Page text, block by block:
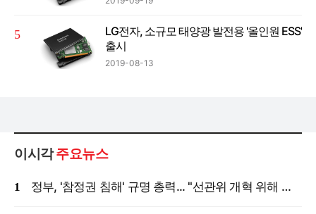
LG전자, 소규모 태양광 발전용 '올인원 ESS'
출시
2019-08-13
이시각주요뉴스
정부, '참정권 침해' 규명 총력... "선관위 개혁 위해 국정조사 등 모든 조치"